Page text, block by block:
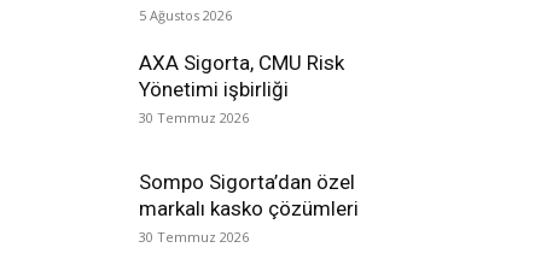
5 Ağustos 2026
AXA Sigorta, CMU Risk
Yönetimi işbirliği
30 Temmuz 2026
Sompo Sigorta’dan özel
markalı kasko çözümleri
30 Temmuz 2026